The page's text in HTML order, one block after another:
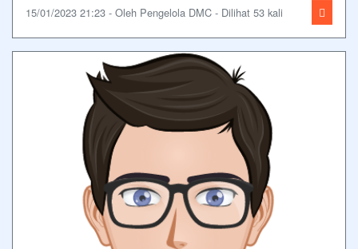
15/01/2023 21:23 - Oleh Pengelola DMC - Dilihat 53 kali